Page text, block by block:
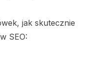
jak skutecznie
SEO: